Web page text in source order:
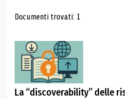
Risultati di
Documenti trovati: 1
La “discoverability” delle